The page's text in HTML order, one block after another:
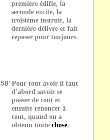
première édifie, la
seconde excite, la
troisième instruit, la
dernière délivre et fait
reposer pour toujours.
58' Pour tout avoir il faut
d'abord savoir se
passer de tout et
ensuite renoncer à
tout, quand on a
obtenu toute chose.